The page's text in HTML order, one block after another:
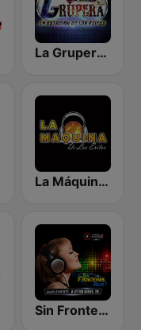
La Grupera 502
La Máquina de Los Exitos
Sin Fronteras Radio